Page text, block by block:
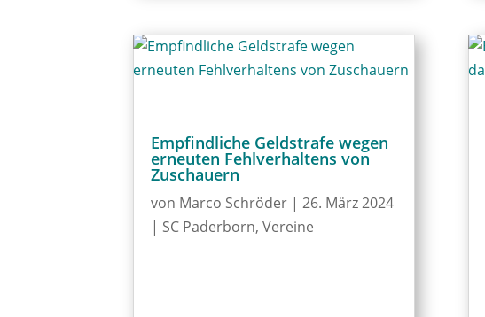
Empfindliche Geldstrafe wegen
erneuten Fehlverhaltens von
Zuschauern
von Marco Schröder| 26. März 2024
| SC Paderborn, Vereine